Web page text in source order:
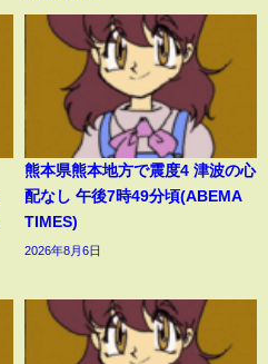
熊本県熊本地方で震度4 津波の心
配なし 午後7時49分頃(ABEMA
TIMES)
2026年8月6日